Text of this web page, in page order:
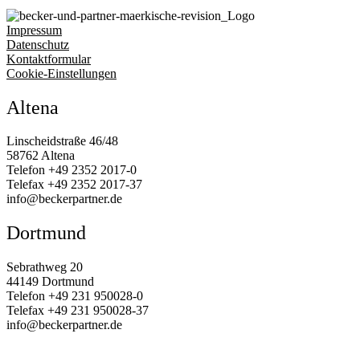
Impressum
Datenschutz
Kontaktformular
Cookie-Einstellungen
Altena
Linscheidstraße 46/48
58762 Altena
Telefon +49 2352 2017‑0
Telefax +49 2352 2017‑37
info@beckerpartner.de
Dortmund
Sebrathweg 20
44149 Dortmund
Telefon +49 231 950028‑0
Telefax +49 231 950028-37
info@beckerpartner.de